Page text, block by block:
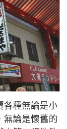
各種無論是小
無論是懷舊的